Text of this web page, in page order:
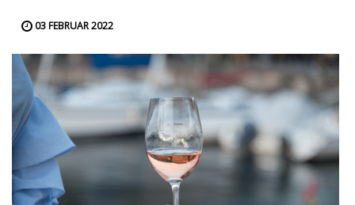
03 FEBRUAR 2022